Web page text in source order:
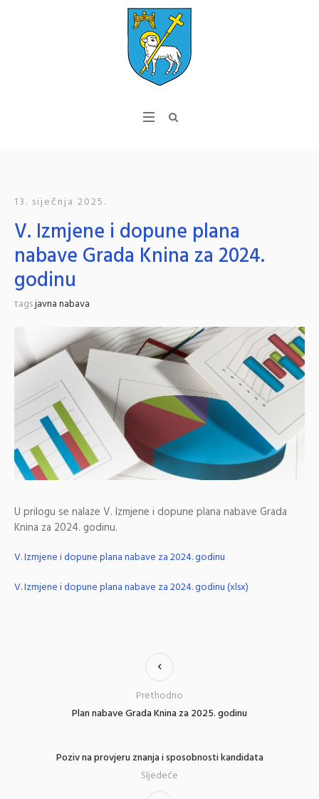
13. siječnja 2025.
V. Izmjene i dopune plana
nabave Grada Knina za 2024.
godinu
tagsjavna nabava
U prilogu se nalaze V. Izmjene i dopune plana nabave Grada
Knina za 2024. godinu.
V. Izmjene i dopune plana nabave za 2024. godinu
V. Izmjene i dopune plana nabave za 2024. godinu (xlsx)
Plan nabave Grada Knina za 2025. godinu
Prethodno
Poziv na provjeru znanja i sposobnosti kandidata
Sljedeće